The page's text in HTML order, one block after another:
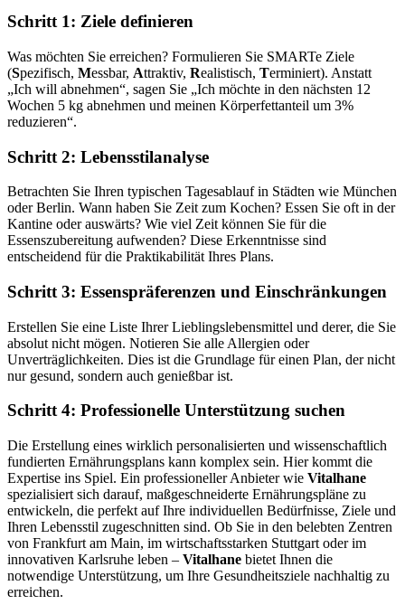
Schritt 1: Ziele definieren
Was möchten Sie erreichen? Formulieren Sie SMARTe Ziele
(Spezifisch, Messbar, Attraktiv, Realistisch, Terminiert). Anstatt
„Ich will abnehmen“, sagen Sie „Ich möchte in den nächsten 12
Wochen 5 kg abnehmen und meinen Körperfettanteil um 3%
reduzieren“.
Schritt 2: Lebensstilanalyse
Betrachten Sie Ihren typischen Tagesablauf in Städten wie München
oder Berlin. Wann haben Sie Zeit zum Kochen? Essen Sie oft in der
Kantine oder auswärts? Wie viel Zeit können Sie für die
Essenszubereitung aufwenden? Diese Erkenntnisse sind
entscheidend für die Praktikabilität Ihres Plans.
Schritt 3: Essenspräferenzen und Einschränkungen
Erstellen Sie eine Liste Ihrer Lieblingslebensmittel und derer, die Sie
absolut nicht mögen. Notieren Sie alle Allergien oder
Unverträglichkeiten. Dies ist die Grundlage für einen Plan, der nicht
nur gesund, sondern auch genießbar ist.
Schritt 4: Professionelle Unterstützung suchen
Die Erstellung eines wirklich personalisierten und wissenschaftlich
fundierten Ernährungsplans kann komplex sein. Hier kommt die
Expertise ins Spiel. Ein professioneller Anbieter wie Vitalhane
spezialisiert sich darauf, maßgeschneiderte Ernährungspläne zu
entwickeln, die perfekt auf Ihre individuellen Bedürfnisse, Ziele und
Ihren Lebensstil zugeschnitten sind. Ob Sie in den belebten Zentren
von Frankfurt am Main, im wirtschaftsstarken Stuttgart oder im
innovativen Karlsruhe leben – Vitalhane bietet Ihnen die
notwendige Unterstützung, um Ihre Gesundheitsziele nachhaltig zu
erreichen.